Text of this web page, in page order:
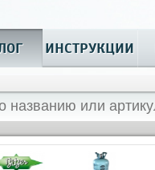
ИНСТРУКЦИИ